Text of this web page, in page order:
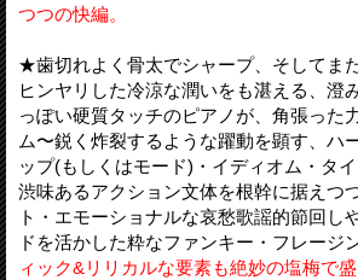
つつの快編。
★歯切れよく骨太でシャープ、そしてま
ヒンヤリした冷涼な潤いをも湛える、澄
っぽい硬質タッチのピアノが、角張った
ム〜鋭く炸裂するような躍動を顕す、ハ
ップ(もしくはモード)・イディオム・タ
渋味あるアクション文体を根幹に据えつ
ト・エモーショナルな哀愁歌謡的節回し
ドを活かした粋なファンキー・フレージ
ィック&リリカルな要素も絶妙の塩梅で